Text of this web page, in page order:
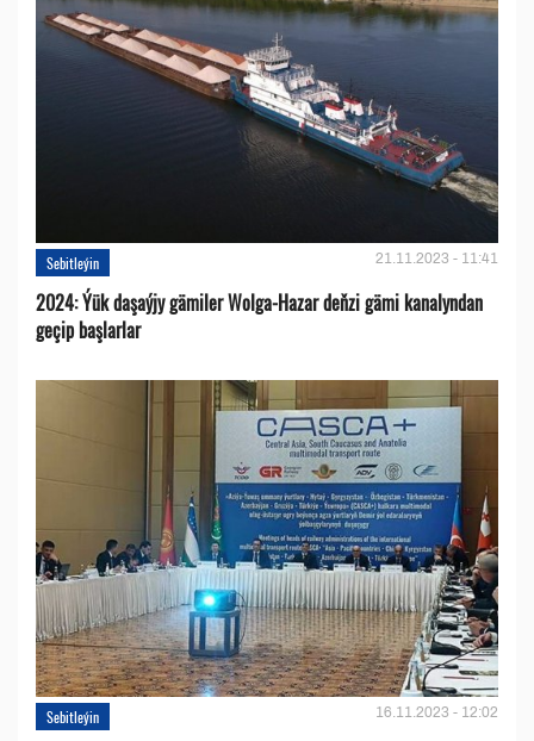
Sebitleýin 21.11.2023 - 11:41
2024: Ýük daşaýjy gämiler Wolga-Hazar deňzi gämi kanalyndan
geçip başlarlar
Sebitleýin 16.11.2023 - 12:02